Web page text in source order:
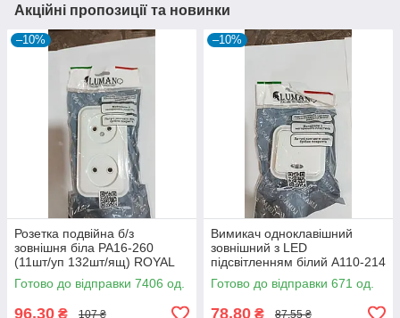
Акційні пропозиції та новинки
–10%
Розетка подвійна б/з
зовнішня біла РА16-260
(11шт/уп 132шт/ящ) ROYAL
(інд.підключення) (19959)*
Готово до відправки 7406 од.
96,30 ₴ 107 ₴
–10%
Вимикач одноклавішний
зовнішний з LED
підсвітленням білий А110-214
(20шт/уп 240шт/ящ)ROYAL
(19954)*
Готово до відправки 671 од.
78,80 ₴ 87,55 ₴